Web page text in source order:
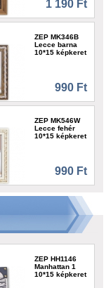
1 190 Ft
ZEP MK346B
Lecce barna
10*15 képkeret
990 Ft
ZEP MK546W
Lecce fehér
10*15 képkeret
990 Ft
ZEP HH1146
Manhattan 1
10*15 képkeret